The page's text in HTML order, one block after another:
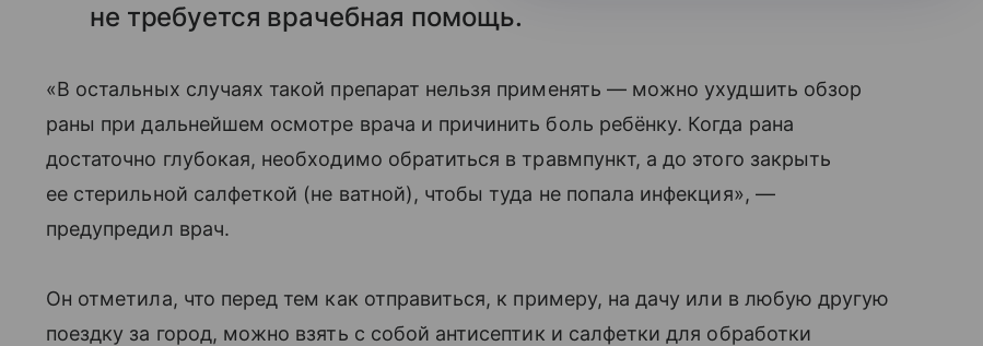
не требуется врачебная помощь.
«В остальных случаях такой препарат нельзя применять — можно ухудшить обзор
раны при дальнейшем осмотре врача и причинить боль ребёнку. Когда рана
достаточно глубокая, необходимо обратиться в травмпункт, а до этого закрыть
ее стерильной салфеткой (не ватной), чтобы туда не попала инфекция», —
предупредил врач.
Он отметила, что перед тем как отправиться, к примеру, на дачу или в любую другую
поездку за город, можно взять с собой антисептик и салфетки для обработки